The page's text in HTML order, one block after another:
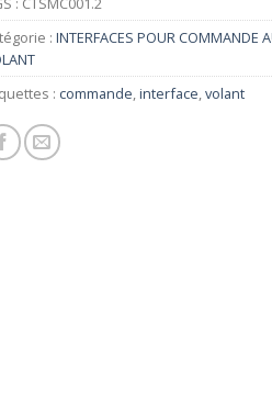
: INTERFACES POUR COMMANDE
: commande,interface,volant